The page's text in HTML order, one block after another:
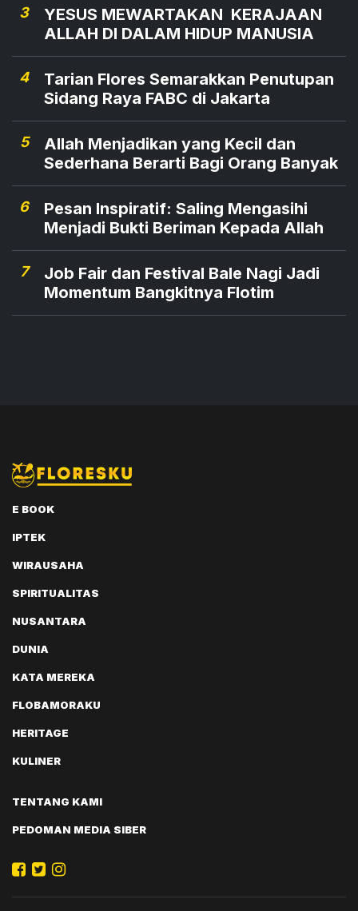
3
YESUS MEWARTAKAN KERAJAAN
ALLAH DI DALAM HIDUP MANUSIA
4
Tarian Flores Semarakkan Penutupan
Sidang Raya FABC di Jakarta
5
Allah Menjadikan yang Kecil dan
Sederhana Berarti Bagi Orang Banyak
6
Pesan Inspiratif: Saling Mengasihi
Menjadi Bukti Beriman Kepada Allah
7
Job Fair dan Festival Bale Nagi Jadi
Momentum Bangkitnya Flotim
E BOOK
IPTEK
WIRAUSAHA
SPIRITUALITAS
NUSANTARA
DUNIA
KATA MEREKA
FLOBAMORAKU
HERITAGE
KULINER
TENTANG KAMI
PEDOMAN MEDIA SIBER